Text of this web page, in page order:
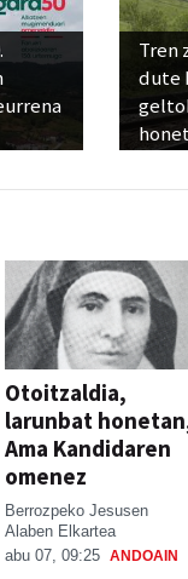
Tren
dute
Otoitzaldia,
larunbat
Ama Kandidaren
omenez
Berrozpeko Jesusen
Alaben Elkartea
abu 07, 09:25 ANDOAIN